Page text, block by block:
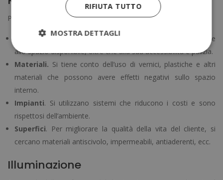
Per i rivestimenti, la progettazione degli interni tiene conto di:
. L’arredamento deve essere conforme al progetto e
allo spazio disponibile, oltre che alla sua accessibilità e pulizia.
Materiali. Si tiene conto dell’uso di vernici, plastiche e altri
materiali che possono avere effetti negativi sullo spazio
interno.
Impianti. Si utilizzano sistemi che riducono i costi e sono
rispettosi dell’ambiente.
Superfici. Per migliorare la qualità della vita del cliente, si
cercano materiali antiscivolo, impermeabili, antiaderenti, ecc.
Illuminazione
RIFIUTA TUTTO
MOSTRA DETTAGLI